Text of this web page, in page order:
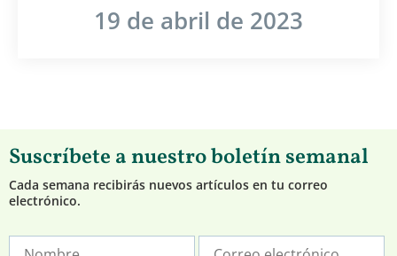
19 de abril de 2023
Suscríbete a nuestro boletín semanal
Cada semana recibirás nuevos artículos en tu correo
electrónico.